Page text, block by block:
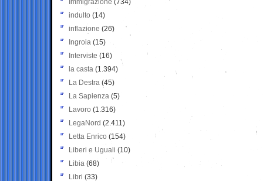
Immigrazione (734)
indulto (14)
inflazione (26)
Ingroia (15)
Interviste (16)
la casta (1.394)
La Destra (45)
La Sapienza (5)
Lavoro (1.316)
LegaNord (2.411)
Letta Enrico (154)
Liberi e Uguali (10)
Libia (68)
Libri (33)